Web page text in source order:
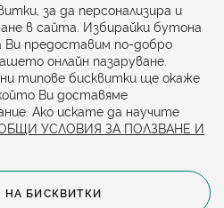
за да персонализира и
в сайта. Избирайки бутона
Ви предоставим по-добро
онлайн пазаруване.
типове бисквитки ще окаже
Ви доставяме
Ако искате да научите
УСЛОВИЯ ЗА ПОЛЗВАНЕ И
НА БИСКВИТКИ